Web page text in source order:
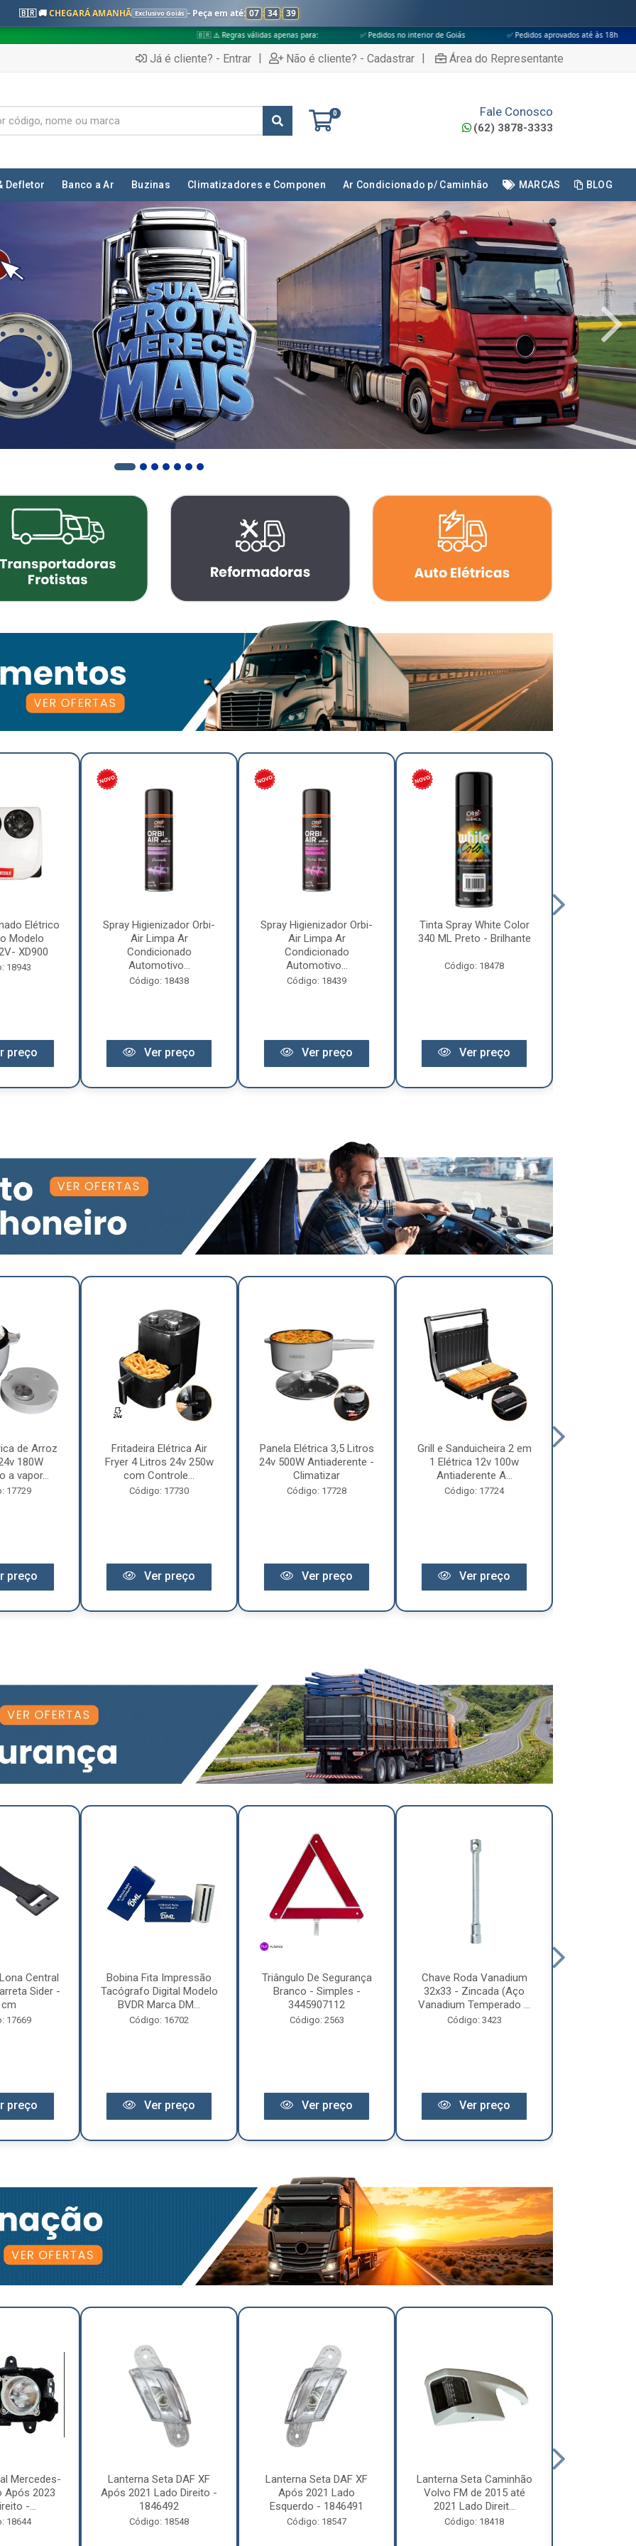
🇧🇷 🚚CHEGARÁ AMANHÃ Exclusivo Goiás - Peça em até: 07 : 34 : 37
🇧🇷 ⚠️ Regras válidas apenas para: ✅ Pedidos no interior de Goiás ✅ Pedidos aprovados até às 18h ✅ Apenas
Já é cliente? - Entrar | Não é cliente? - Cadastrar | Área do Representante
0 Fale Conosco
(62) 3878-3333
Defletor Banco a Ar Buzinas Climatizadores e Componen Ar Condicionado p/ Caminhão MARCAS BLOG
Elétrico
Modelo
XD900
18943
preço
Spray Higienizador Orbi-
Air Limpa Ar
Condicionado
Automotivo...
Código: 18438
Ver preço
Spray Higienizador Orbi-
Air Limpa Ar
Condicionado
Automotivo...
Código: 18439
Ver preço
Tinta Spray White Color
340 ML Preto - Brilhante
Código: 18478
Ver preço
de Arroz
180W
a vapor...
17729
preço
Fritadeira Elétrica Air
Fryer 4 Litros 24v 250w
com Controle...
Código: 17730
Ver preço
Panela Elétrica 3,5 Litros
24v 500W Antiaderente -
Climatizar
Código: 17728
Ver preço
Grill e Sanduicheira 2 em
1 Elétrica 12v 100w
Antiaderente A...
Código: 17724
Ver preço
Central
Sider -
17669
preço
Bobina Fita Impressão
Tacógrafo Digital Modelo
BVDR Marca DM...
Código: 16702
Ver preço
Triângulo De Segurança
Branco - Simples -
3445907112
Código: 2563
Ver preço
Chave Roda Vanadium
32x33 - Zincada (Aço
Vanadium Temperado ...
Código: 3423
Ver preço
Mercedes-
Após 2023
-...
18644
Lanterna Seta DAF XF
Após 2021 Lado Direito -
1846492
Código: 18548
Lanterna Seta DAF XF
Após 2021 Lado
Esquerdo - 1846491
Código: 18547
Lanterna Seta Caminhão
Volvo FM de 2015 até
2021 Lado Direit...
Código: 18418